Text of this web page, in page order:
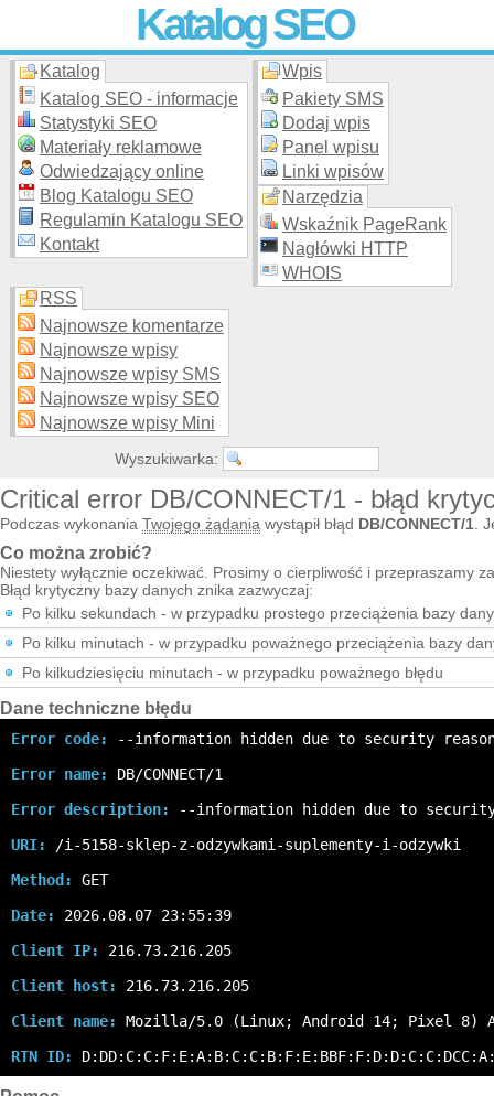
Katalog SEO
Skuteczna i promocja stron WWW –
moderowanego katalogu za darmo!
Katalog
Katalog SEO - informacje
Statystyki SEO
Materiały reklamowe
Odwiedzający online
Blog Katalogu SEO
Regulamin Katalogu SEO
Kontakt
Wpis
Pakiety SMS
Dodaj wpis
Panel wpisu
Linki wpisów
Narzędzia
Wskaźnik PageRank
Nagłówki HTTP
WHOIS
RSS
Najnowsze komentarze
Najnowsze wpisy
Najnowsze wpisy SMS
Najnowsze wpisy SEO
Najnowsze wpisy Mini
Wyszukiwarka:
Critical error DB/CONNECT/1 - błąd
Podczas wykonania Twojego żądania wystąpił błąd DB/CONNECT/1 .
Co można zrobić?
Niestety wyłącznie oczekiwać. Prosimy o cierpliwość i przepraszamy
Błąd krytyczny bazy danych znika zazwyczaj:
Po kilku sekundach - w przypadku prostego przeciążenia bazy
Po kilku minutach - w przypadku poważnego przeciążenia bazy
Po kilkudziesięciu minutach - w przypadku poważnego błędu
Dane techniczne błędu
Error code:
--information hidden due to security
Error name:
DB/CONNECT/1
Error description:
--information hidden due to
URI:
/i-5158-sklep-z-odzywkami-suplementy-i-odzywki
Method:
GET
Date:
2026.08.07 23:55:39
Client IP:
216.73.216.205
Client host:
216.73.216.205
Client name:
Mozilla/5.0 (Linux; Android 14; Pixel 8)
RTN ID: